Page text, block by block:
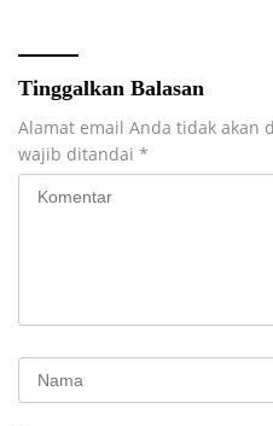
Tinggalkan Balasan
Alamat email Anda tidak akan
wajib ditandai *